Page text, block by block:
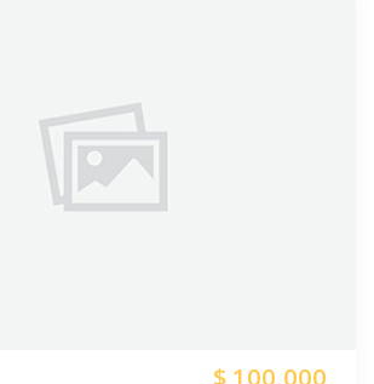
$ 100,000